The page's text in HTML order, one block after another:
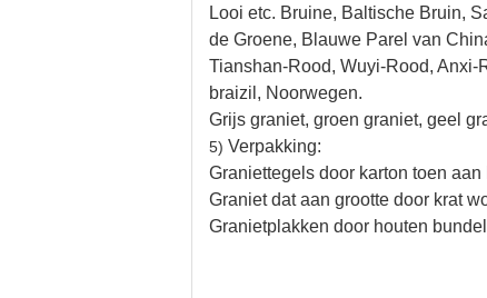
Looi etc. Bruine, Baltische Bruin,
de Groene, Blauwe Parel van
Tianshan-Rood, Wuyi-Rood, Anxi-
braizil, Noorwegen.
Grijs graniet, groen graniet, geel
5) Verpakking:
Graniettegels door karton toen aan
Graniet dat aan grootte door krat
Granietplakken door houten